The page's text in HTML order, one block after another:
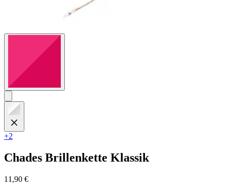
+2
Chades Brillenkette Klassik
11,90 €